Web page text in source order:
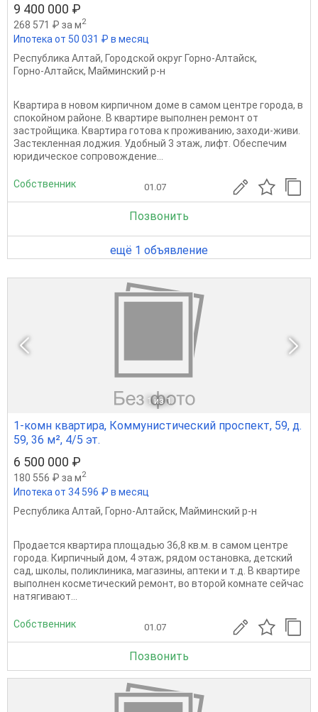
9 400 000 ₽
268 571 ₽ за м2
Ипотека от 50 031 ₽ в месяц
Республика Алтай, Городской округ Горно-Алтайск,
Горно-Алтайск, Майминский р-н
Квартира в новом кирпичном доме в самом центре города, в
спокойном районе. В квартире выполнен ремонт от
застройщика. Квартира готова к проживанию, заходи-живи.
Застекленная лоджия. Удобный 3 этаж, лифт. Обеспечим
юридическое сопровождение...
Собственник 01.07
Позвонить
ещё 1 объявление
1 из 1
1-комн квартира, Коммунистический проспект, 59, д.
59, 36 м², 4/5 эт.
6 500 000 ₽
180 556 ₽ за м2
Ипотека от 34 596 ₽ в месяц
Республика Алтай, Горно-Алтайск, Майминский р-н
Продается квартира площадью 36,8 кв.м. в самом центре
города. Кирпичный дом, 4 этаж, рядом остановка, детский
сад, школы, поликлиника, магазины, аптеки и т.д. В квартире
выполнен косметический ремонт, во второй комнате сейчас
натягивают...
Собственник 01.07
Позвонить